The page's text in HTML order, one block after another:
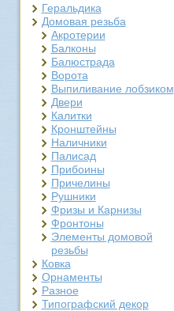
Геральдика
Домовая резьба
Акротерии
Балконы
Балюстрада
Ворота
Выпиливание лобзиком
Двери
Калитки
Кронштейны
Наличники
Палисад
Прибоины
Причелины
Рушники
Фризы и Карнизы
Фронтоны
Элементы домовой
резьбы
Ковка
Орнаменты
Разное
Типографский декор